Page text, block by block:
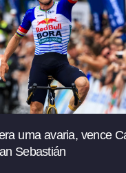
uma avaria, vence
Sebastián